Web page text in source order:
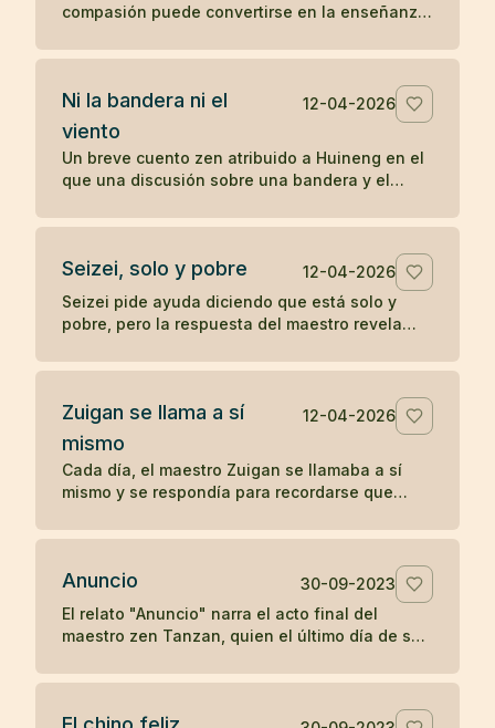
compasión puede convertirse en la enseñanza
vivió ayudando a quienes sufrían.
Ni la bandera ni el
viento
12-04-2026
Un breve cuento zen atribuido a Huineng en el
que una discusión sobre una bandera y el
en la mente.
Seizei, solo y pobre
12-04-2026
Seizei pide ayuda diciendo que está solo y
pobre, pero la respuesta del maestro revela
koan sobre carencia y plenitud.
Zuigan se llama a sí
mismo
12-04-2026
Cada día, el maestro Zuigan se llamaba a sí
mismo y se respondía para recordarse que
engañar. Un koan sobre la vigilancia interior.
Anuncio
30-09-2023
El relato "Anuncio" narra el acto final del
maestro zen Tanzan, quien el último día de su
partida. Con simplicidad y aceptación, Tanzan
la muerte.